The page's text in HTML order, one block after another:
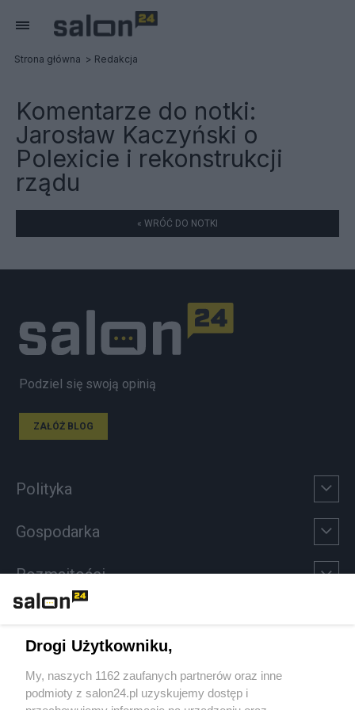
Strona główna Redakcja
Komentarze do notki:
Jarosław Kaczyński o
Polexicie i rekonstrukcji
rządu
« WRÓĆ DO NOTKI
Podziel się swoją opinią
ZAŁÓŻ BLOG
Polityka
Gospodarka
Rozmaitości
Sport
Społeczeństwo
Drogi Użytkowniku,
My, naszych 1162 zaufanych partnerów oraz inne
podmioty z salon24.pl uzyskujemy dostęp i